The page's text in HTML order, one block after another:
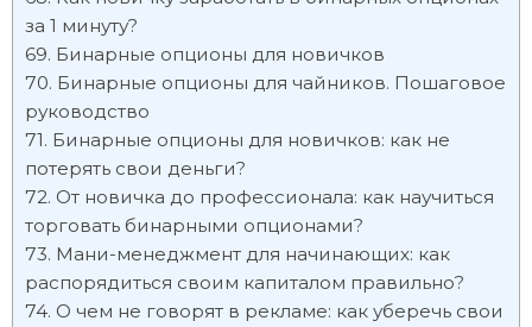
за 1 минуту?
Бинарные опционы для новичков
Бинарные опционы для чайников. Пошаговое
руководство
Бинарные опционы для новичков: как не
потерять свои деньги?
От новичка до профессионала: как научиться
торговать бинарными опционами?
Мани-менеджмент для начинающих: как
распорядиться своим капиталом правильно?
О чем не говорят в рекламе: как уберечь свои